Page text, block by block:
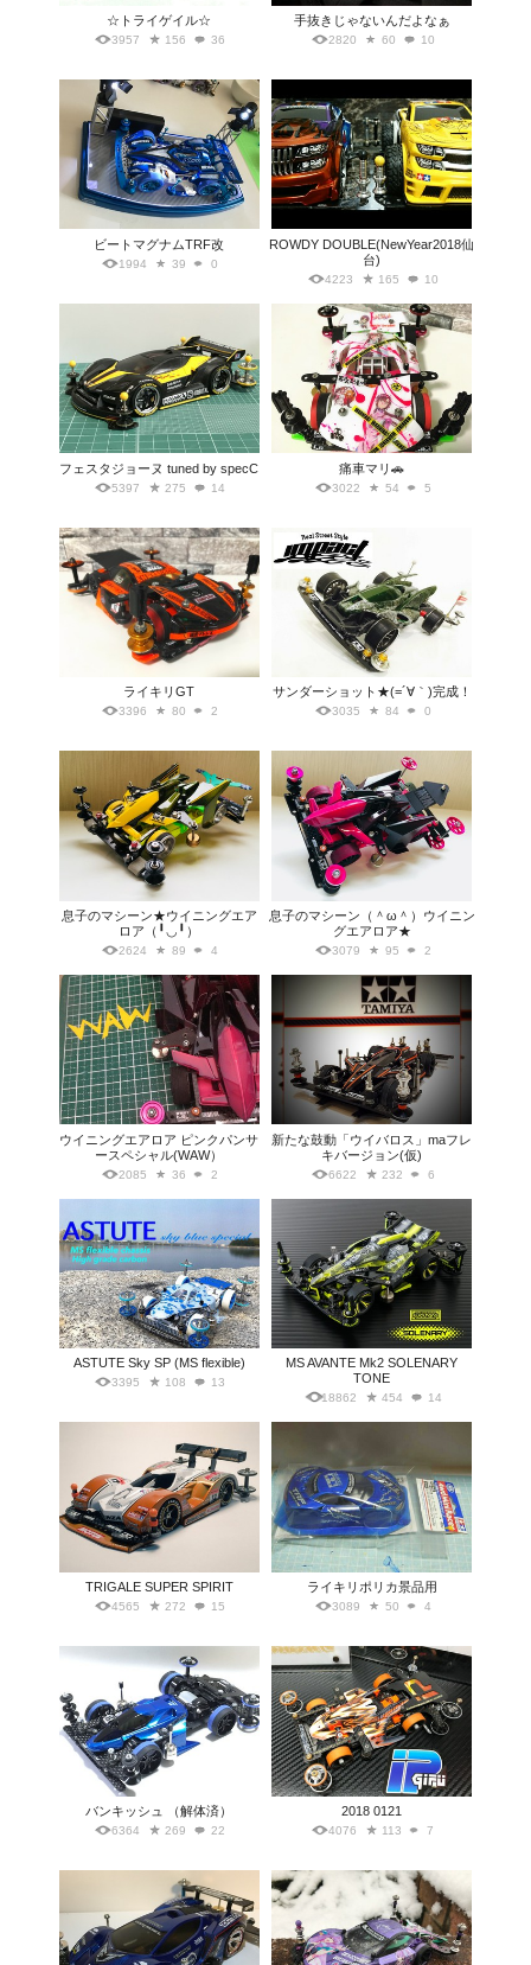
☆トライゲイル☆
3957 156 36
手抜きじゃないんだよなぁ
2820 60 10
ビートマグナムTRF改
1994 39 0
ROWDY DOUBLE(NewYear2018仙
台)
4223 165 10
フェスタジョーヌ tuned by specC
5397 275 14
痛車マリ🚗
3022 54 5
ライキリGT
3396 80 2
サンダーショット★(=´∀｀)完成！
3035 84 0
息子のマシーン★ウイニングエア
ロア（╹◡╹）
2624 89 4
息子のマシーン（＾ω＾）ウイニン
グエアロア★
3079 95 2
ウイニングエアロア ピンクパンサ
ースペシャル(WAW）
2085 36 2
新たな鼓動「ウイバロス」maフレ
キバージョン(仮)
6622 232 6
ASTUTE Sky SP (MS flexible)
3395 108 13
MS AVANTE Mk2 SOLENARY
TONE
18862 454 14
TRIGALE SUPER SPIRIT
4565 272 15
ライキリポリカ景品用
3089 50 4
バンキッシュ （解体済）
6364 269 22
2018 0121
4076 113 7